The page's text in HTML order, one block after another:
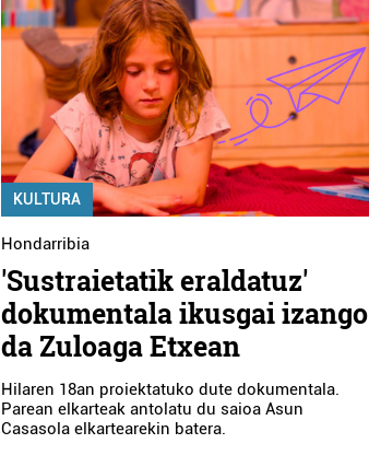
KULTURA
Hondarribia
'Sustraietatik eraldatuz'
dokumentala ikusgai izango
da Zuloaga Etxean
Hilaren 18an proiektatuko dute dokumentala.
Parean elkarteak antolatu du saioa Asun
Casasola elkartearekin batera.